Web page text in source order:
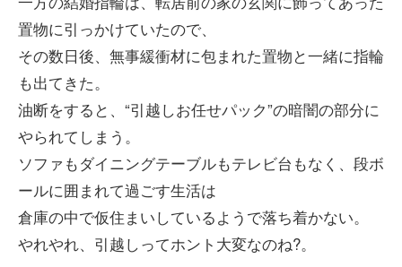
置物に引っかけていたので、
その数日後、無事緩衝材に包まれた置物と一緒に指輪
も出てきた。
油断をすると、“引越しお任せパック”の暗闇の部分に
やられてしまう。
ソファもダイニングテーブルもテレビ台もなく、段ボ
ールに囲まれて過ごす生活は
倉庫の中で仮住まいしているようで落ち着かない。
やれやれ、引越しってホント大変なのね?。